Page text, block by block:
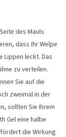
des Mauls
dass Ihr Welpe
Lippen leckt. Das
zu verteilen.
Sie auf die
zweimal in der
sollten Sie Ihrem
Gel eine halbe
die Wirkung